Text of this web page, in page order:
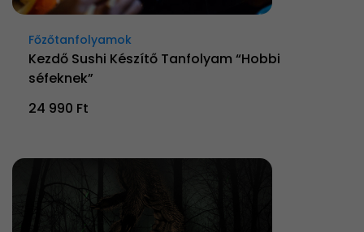
Főzőtanfolyamok
Kezdő Sushi Készítő Tanfolyam “Hobbi
séfeknek”
24 990 Ft